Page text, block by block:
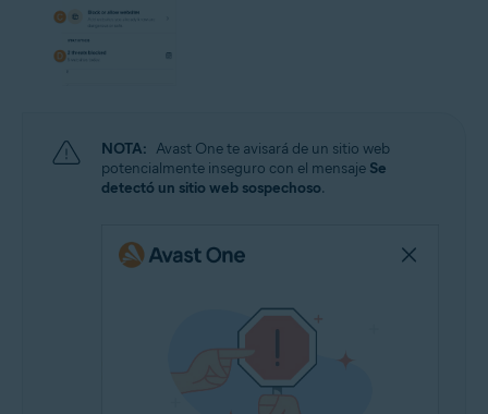
NOTA: Avast One te avisará de un sitio web
potencialmente inseguro con el mensaje Se
detectó un sitio web sospechoso.